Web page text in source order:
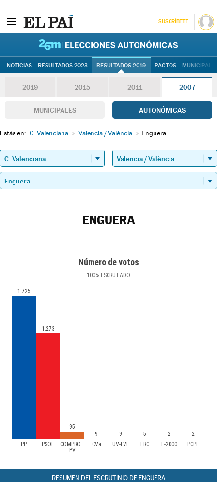
SUSCRÍBETE
NOTICIAS RESULTADOS 2023 RESULTADOS 2019 PACTOS
2019 2015 2011 2007
MUNICIPALES AUTONÓMICAS
Estás en: C. Valenciana » Valencia / València » Enguera
ENGUERA
Número de votos
100% ESCRUTADO
PP PSOE
COMPROMIS
PV
CVa UV-LVE ERC E-2000 PCPE
1.725
1.273
95
9
9 5 2 2
RESUMEN DEL ESCRUTINIO DE ENGUERA